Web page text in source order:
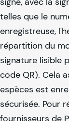
telles que le
enregistreuse,
répartition du
signature lisible
code QR). Cela
espèces est
sécurisée. Pour
fournisseurs de